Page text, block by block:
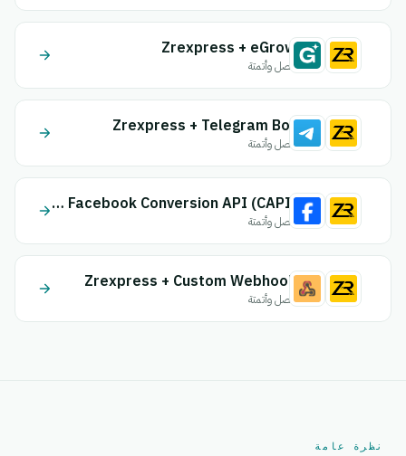
Zrexpress + eGrow
اتصل وأتمتة
Zrexpress + Telegram Bot
اتصل وأتمتة
Zrexpress + Facebook Conversion API (CAPI)
اتصل وأتمتة
Zrexpress + Custom Webhook
اتصل وأتمتة
نظرة عامة